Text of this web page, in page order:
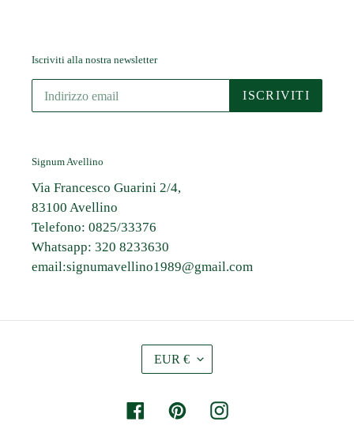
Iscriviti alla nostra newsletter
ISCRIVITI
Signum Avellino
Via Francesco Guarini 2/4,
83100 Avellino
Telefono: 0825/33376
Whatsapp: 320 8233630
email:signumavellino1989@gmail.com
T
A
EUR €
FacebookPinterestInstagram